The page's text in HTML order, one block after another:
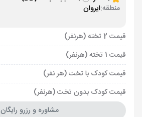
منطقه:ایروان
قیمت 2 تخته (هرنفر)
قیمت 1 تخته (هرنفر)
قیمت کودک با تخت (هر نفر)
قیمت کودک بدون تخت (هرنفر)
مشاوره و رزرو رایگان